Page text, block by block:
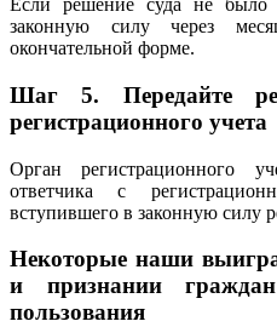
Если решение суда не было
законную силу через
окончательной форме.
Шаг 5. Передайте
регистрационного учета
Орган регистрационного
ответчика с
вступившего в законную силу
Некоторые наши
и признании
пользования